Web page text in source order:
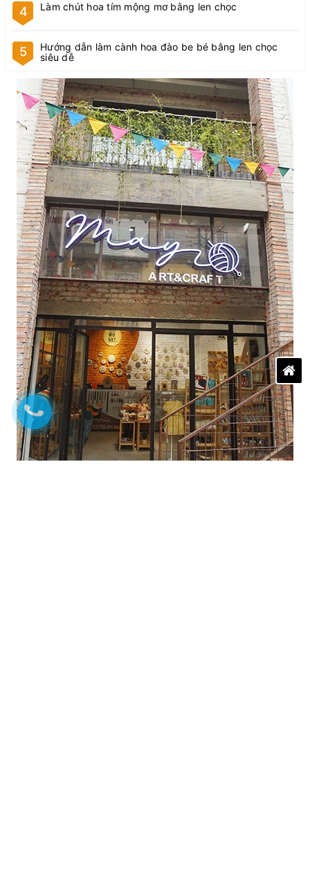
4 Làm chút hoa tím mộng mơ bằng len chọc
5
Hướng dẫn làm cành hoa đào be bé bằng len chọc
siêu dễ